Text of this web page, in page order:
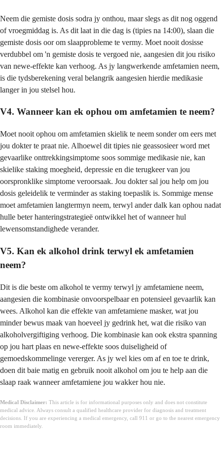
Neem die gemiste dosis sodra jy onthou, maar slegs as dit nog oggend
of vroegmiddag is. As dit laat in die dag is (tipies na 14:00), slaan die
gemiste dosis oor om slaapprobleme te vermy. Moet nooit dosisse
verdubbel om 'n gemiste dosis te vergoed nie, aangesien dit jou risiko
van newe-effekte kan verhoog. As jy langwerkende amfetamien neem,
is die tydsberekening veral belangrik aangesien hierdie medikasie
langer in jou stelsel hou.
V4. Wanneer kan ek ophou om amfetamien te neem?
Moet nooit ophou om amfetamien skielik te neem sonder om eers met
jou dokter te praat nie. Alhoewel dit tipies nie geassosieer word met
gevaarlike onttrekkingsimptome soos sommige medikasie nie, kan
skielike staking moegheid, depressie en die terugkeer van jou
oorspronklike simptome veroorsaak. Jou dokter sal jou help om jou
dosis geleidelik te verminder as staking toepaslik is. Sommige mense
moet amfetamien langtermyn neem, terwyl ander dalk kan ophou nadat
hulle beter hanteringstrategieë ontwikkel het of wanneer hul
lewensomstandighede verander.
V5. Kan ek alkohol drink terwyl ek amfetamien
neem?
Dit is die beste om alkohol te vermy terwyl jy amfetamiene neem,
aangesien die kombinasie onvoorspelbaar en potensieel gevaarlik kan
wees. Alkohol kan die effekte van amfetamiene masker, wat jou
minder bewus maak van hoeveel jy gedrink het, wat die risiko van
alkoholvergiftiging verhoog. Die kombinasie kan ook ekstra spanning
op jou hart plaas en newe-effekte soos duiseligheid of
gemoedskommelinge vererger. As jy wel kies om af en toe te drink,
doen dit baie matig en gebruik nooit alkohol om jou te help aan die
slaap raak wanneer amfetamiene jou wakker hou nie.
Medical Disclaimer: This article is for informational purposes only and does not constitute
medical advice. Always consult a qualified healthcare provider for diagnosis and treatment
decisions. If you are experiencing a medical emergency, call 911 or go to the nearest emergency
room immediately.